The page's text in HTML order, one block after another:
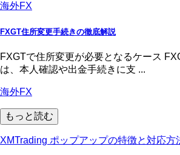
海外FX
FXGT住所変更手続きの徹底解説
FXGTで住所変更が必要となるケース
は、本人確認や出金手続きに支 ...
海外FX
もっと読む
XMTrading ポップアップの特徴と対応方